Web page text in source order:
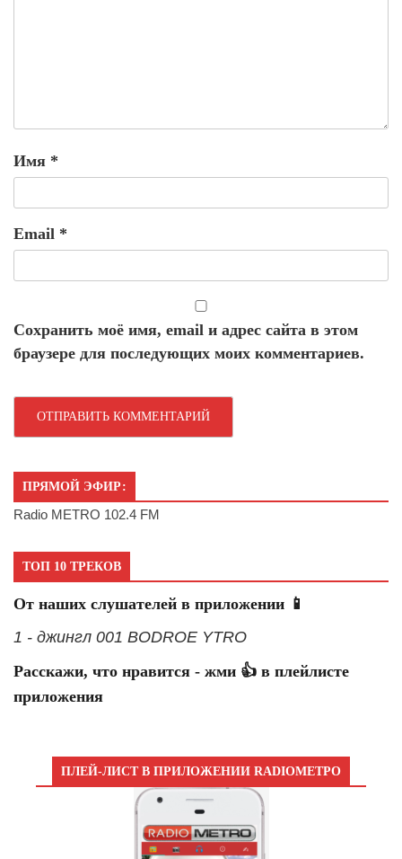
Имя *
Email *
Сохранить моё имя, email и адрес сайта в этом
браузере для последующих моих комментариев.
ПРЯМОЙ ЭФИР:
Radio METRO 102.4 FM
ТОП 10 ТРЕКОВ
От наших слушателей в приложении 📱
1 - джингл 001 BODROE YTRO
Расскажи, что нравится - жми 👍 в плейлисте
приложения
ПЛЕЙ-ЛИСТ В ПРИЛОЖЕНИИ RADIOМЕТРО